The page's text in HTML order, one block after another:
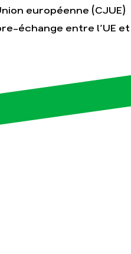
Nos thématiques
Climat – Énergie
Multinationales
européenne (CJUE)
échange entre l’UE et